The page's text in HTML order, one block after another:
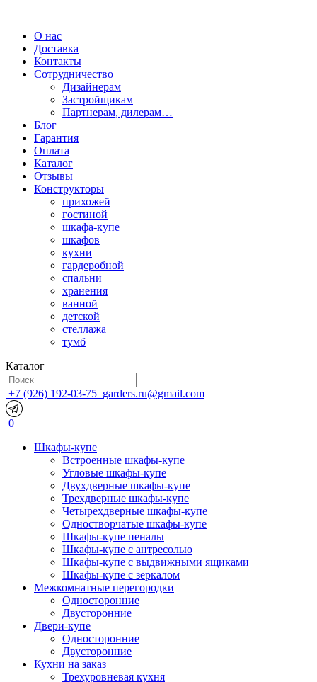
О нас
Доставка
Контакты
Сотрудничество
Дизайнерам
Застройщикам
Партнерам, дилерам…
Блог
Гарантия
Оплата
Каталог
Отзывы
Конструкторы
прихожей
гостиной
шкафа-купе
шкафов
кухни
гардеробной
спальни
хранения
ванной
детской
стеллажа
тумб
Каталог
+7 (926) 192-03-75 garders.ru@gmail.com
0
Шкафы-купе
Встроенные шкафы-купе
Угловые шкафы-купе
Двухдверные шкафы-купе
Трехдверные шкафы-купе
Четырехдверные шкафы-купе
Одностворчатые шкафы-купе
Шкафы-купе пеналы
Шкафы-купе с антресолью
Шкафы-купе с выдвижными ящиками
Шкафы-купе с зеркалом
Межкомнатные перегородки
Односторонние
Двусторонние
Двери-купе
Односторонние
Двусторонние
Кухни на заказ
Трехуровневая кухня